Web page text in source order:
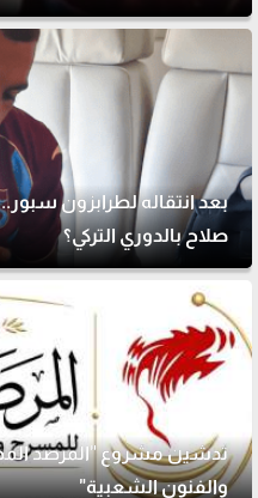
بعد انتقاله لطرابزون
صلاح بالدوري التركي؟
تدشين مشروع "المرصد
والفنون الشعبية"